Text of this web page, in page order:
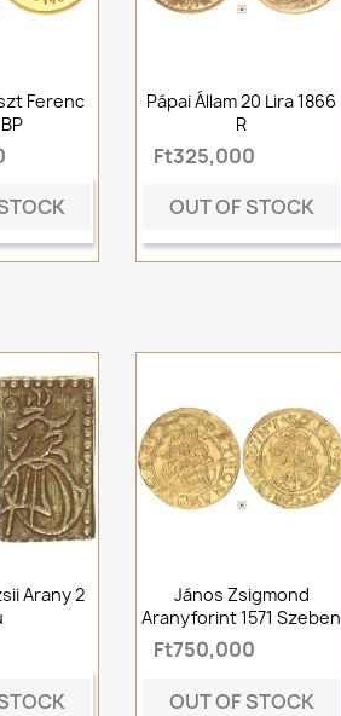
Ferenc
Pápai Állam 20 Lira 1866
R
Ft325,000
OUT OF STOCK
Arany 2
János Zsigmond
Aranyforint 1571 Szeben
Ft750,000
OUT OF STOCK